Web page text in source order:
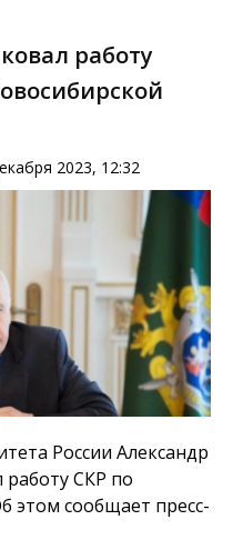
работу
2023, 12:32
России Александр
работу СКР по
этом сообщает пресс-